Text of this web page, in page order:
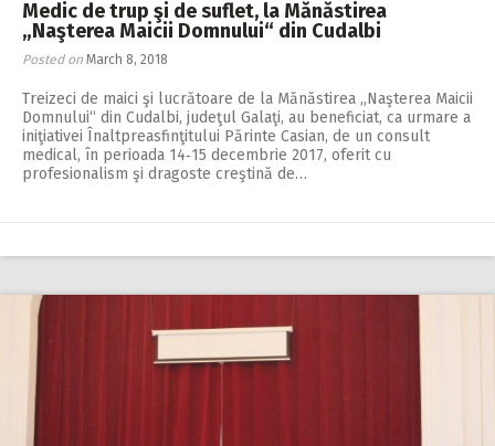
Medic de trup şi de suflet, la Mănăstirea
„Naşterea Maicii Domnului“ din Cudalbi
Posted on March 8, 2018
Treizeci de maici şi lucrătoare de la Mănăstirea „Naşterea Maicii
Domnului“ din Cudalbi, judeţul Galaţi, au beneficiat, ca urmare a
iniţiativei Înaltpreasfinţitului Părinte Casian, de un consult
medical, în perioada 14‑15 decembrie 2017, oferit cu
profesionalism şi dragoste creştină de…